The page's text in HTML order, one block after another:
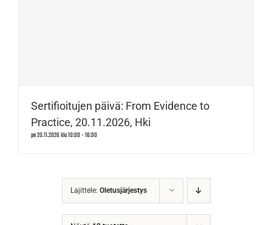
Sertifioitujen päivä: From Evidence to
Practice, 20.11.2026, Hki
pe 20.11.2026 klo 10:00-16:00
Lajittele: Oletusjärjestys